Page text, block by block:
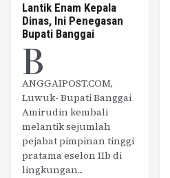
Lantik Enam Kepala
Dinas, Ini Penegasan
Bupati Banggai
B
ANGGAIPOST.COM,
Luwuk- Bupati Banggai
Amirudin kembali
melantik sejumlah
pejabat pimpinan tinggi
pratama eselon IIb di
lingkungan...